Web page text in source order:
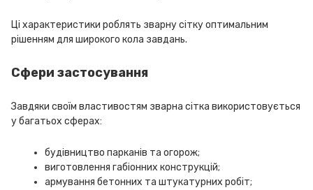
Ці характеристики роблять зварну сітку оптимальним
рішенням для широкого кола завдань.
Сфери застосування
Завдяки своїм властивостям зварна сітка використовується
у багатьох сферах:
будівництво парканів та огорож;
виготовлення габіонних конструкцій;
армування бетонних та штукатурних робіт;